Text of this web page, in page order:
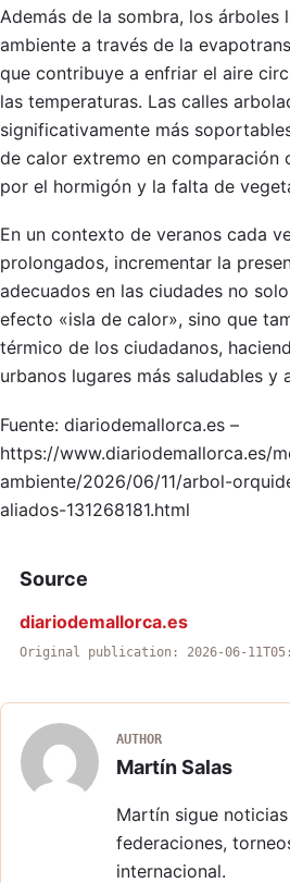
Además de la sombra, los árboles
ambiente a través de la
que contribuye a enfriar el aire
las temperaturas. Las calles
significativamente más
de calor extremo en comparación
por el hormigón y la falta de
En un contexto de veranos cada
prolongados, incrementar la
adecuados en las ciudades no
efecto «isla de calor», sino que
térmico de los ciudadanos,
urbanos lugares más saludables y
Fuente: diariodemallorca.es –
https://www.diariodemallorca.es/
ambiente/2026/06/11/arbol-
aliados-131268181.html
Source
diariodemallorca.es
Original publication: 2026-06-
AUTHOR
Martín Salas
Martín sigue
federaciones,
internacional.